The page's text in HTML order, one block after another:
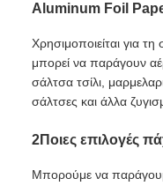
Aluminum Foil
Χρησιμοποιείται για
μπορεί να παράγουν
σάλτσα τσίλι,
σάλτσες και άλλα
2Ποιες επιλογές
Μπορούμε να